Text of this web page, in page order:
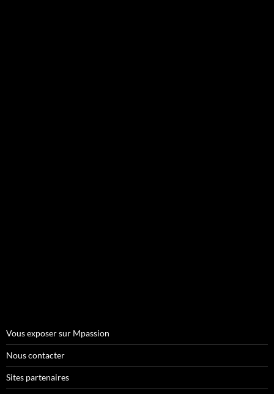
Vous exposer sur Mpassion
Nous contacter
Sites partenaires